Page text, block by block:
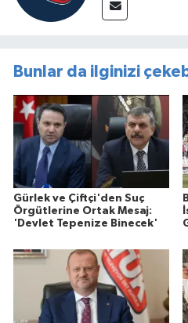
Bunlar da ilginizi
Gürlek ve Çiftçi'den Suç
Örgütlerine Ortak Mesaj:
'Devlet Tepenize Binecek'